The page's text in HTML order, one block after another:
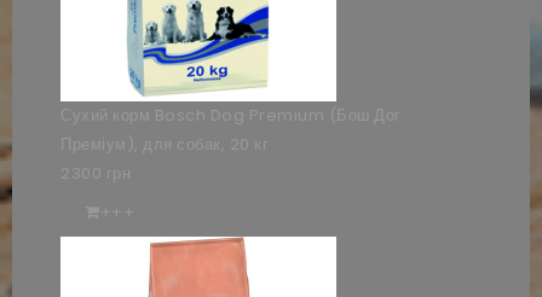
Сухий корм Bosch Dog Premium (Бош Дог
Преміум), для собак, 20 кг
2300 грн
+++